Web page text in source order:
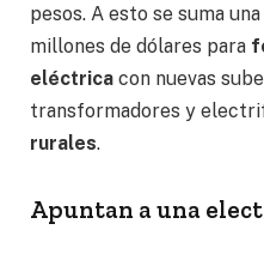
pesos. A esto se suma
millones de dólares para
eléctrica con nuevas
transformadores y
rurales.
Apuntan a una